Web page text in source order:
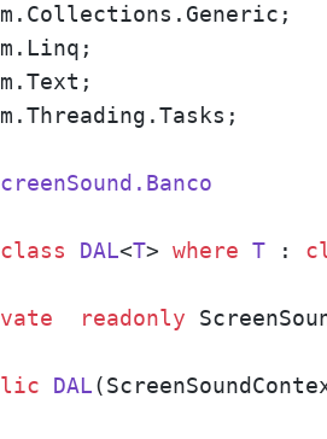
class DAL<T> where T :
readonly
DAL(